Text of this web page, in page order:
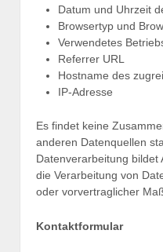
Datum und Uhrzeit
Browsertyp und
Verwendetes
Referrer URL
Hostname des
IP-Adresse
Es findet keine
anderen Datenquellen
Datenverarbeitung bildet
die Verarbeitung von
oder vorvertraglicher
Kontaktformular